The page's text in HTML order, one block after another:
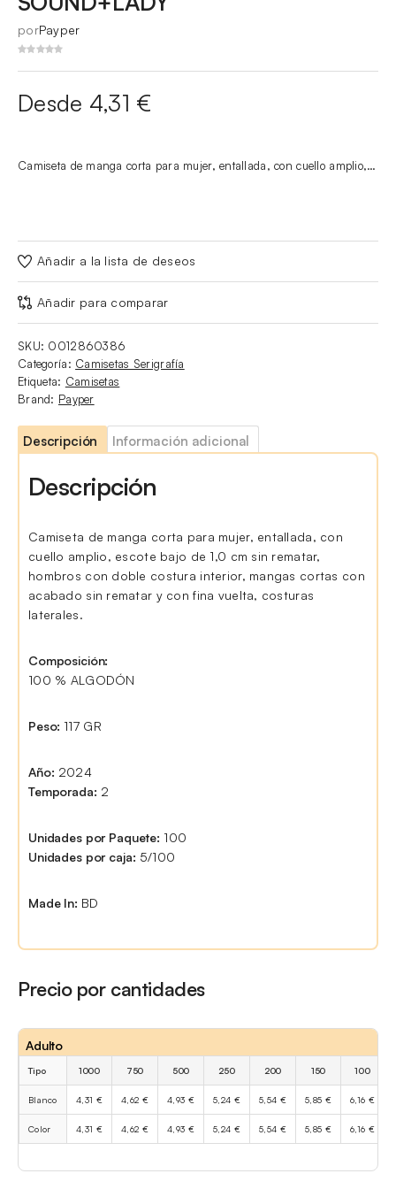
porPayper
Desde 4,31 €
Camiseta de manga corta para mujer, entallada, con cuello amplio,…
Añadir a la lista de deseos
Añadir para comparar
SKU: 0012860386
Categoría: Camisetas Serigrafía
Etiqueta: Camisetas
Brand: Payper
Descripción Información adicional
Descripción
Camiseta de manga corta para mujer, entallada, con
cuello amplio, escote bajo de 1,0 cm sin rematar,
hombros con doble costura interior, mangas cortas con
acabado sin rematar y con fina vuelta, costuras
laterales.
Composición:
100 % ALGODÓN
Peso: 117 GR
Año: 2024
Temporada: 2
Unidades por Paquete: 100
Unidades por caja: 5/100
Made In: BD
Precio por cantidades
Adulto
Tipo 1000 750 500 250 200 150 100
Blanco 4,31 € 4,62 € 4,93 € 5,24 € 5,54 € 5,85 € 6,16 €
Color 4,31 € 4,62 € 4,93 € 5,24 € 5,54 € 5,85 € 6,16 €